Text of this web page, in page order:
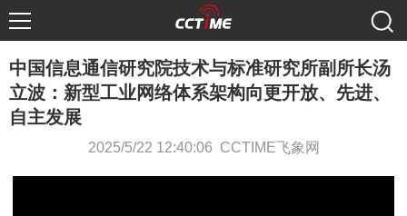
中国信息通信研究院技术与标准研究所副所长汤
立波：新型工业网络体系架构向更开放、先进、
自主发展
2025/5/22 12:40:06 CCTIME飞象网